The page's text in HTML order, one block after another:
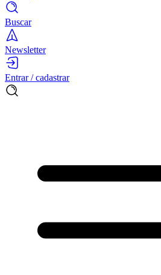
Buscar
Newsletter
Entrar / cadastrar